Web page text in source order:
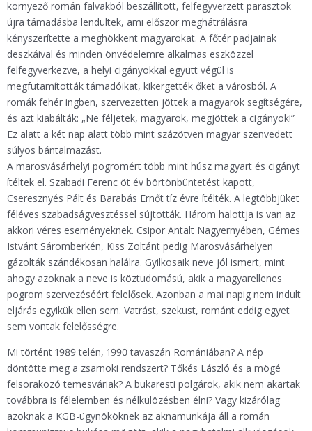
környező román falvakból beszállított, felfegyverzett parasztok
újra támadásba lendültek, ami először meghátrálásra
kényszerítette a meghökkent magyarokat. A főtér padjainak
deszkáival és minden önvédelemre alkalmas eszközzel
felfegyverkezve, a helyi cigányokkal együtt végül is
megfutamították támadóikat, kikergették őket a városból. A
romák fehér ingben, szervezetten jöttek a magyarok segítségére,
és azt kiabálták: „Ne féljetek, magyarok, megjöttek a cigányok!”
Ez alatt a két nap alatt több mint százötven magyar szenvedett
súlyos bántalmazást.
A marosvásárhelyi pogromért több mint húsz magyart és cigányt
ítéltek el. Szabadi Ferenc öt év börtönbüntetést kapott,
Cseresznyés Pált és Barabás Ernőt tíz évre ítélték. A legtöbbjüket
féléves szabadságvesztéssel sújtották. Három halottja is van az
akkori véres eseményeknek. Csipor Antalt Nagyernyében, Gémes
Istvánt Sáromberkén, Kiss Zoltánt pedig Marosvásárhelyen
gázolták szándékosan halálra. Gyilkosaik neve jól ismert, mint
ahogy azoknak a neve is köztudomású, akik a magyarellenes
pogrom szervezéséért felelősek. Azonban a mai napig nem indult
eljárás egyikük ellen sem. Vatrást, szekust, románt eddig egyet
sem vontak felelősségre.
Mi történt 1989 telén, 1990 tavaszán Romániában? A nép
döntötte meg a zsarnoki rendszert? Tőkés László és a mögé
felsorakozó temesváriak? A bukaresti polgárok, akik nem akartak
továbbra is félelemben és nélkülözésben élni? Vagy kizárólag
azoknak a KGB-ügynököknek az aknamunkája áll a román